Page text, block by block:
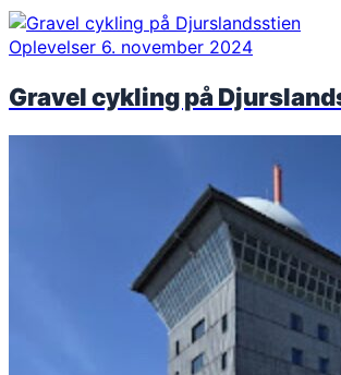
Oplevelser 6. november 2024
Gravel cykling på